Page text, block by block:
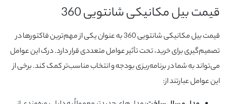
قیمت بیل مکانیکی شانتویی 360
قیمت بیل مکانیکی شانتویی 360 به عنوان یکی از مهم‌ترین فاکتورها در
تصمیم‌گیری برای خرید، تحت تأثیر عوامل متعددی قرار دارد. درک این عوامل
می‌تواند به شما در برنامه‌ریزی بودجه و انتخاب مناسب‌تر کمک کند. برخی از
این عوامل عبارتند از: